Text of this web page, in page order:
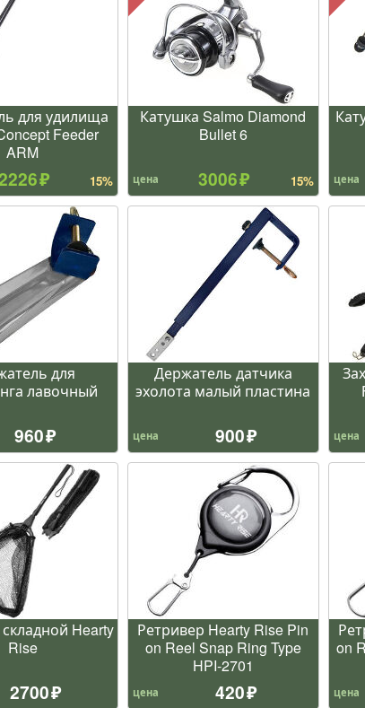
для удилища
Feeder
ARM
15%
Катушка Salmo Diamond
Bullet 6
цена 3006 15% цена
для
лавочный
960
Держатель датчика
эхолота малый пластина
цена 900 цена
Hearty
Rise
2700
Ретривер Hearty Rise Pin
on Reel Snap Ring Type
HPI-2701
цена 420
on
цена